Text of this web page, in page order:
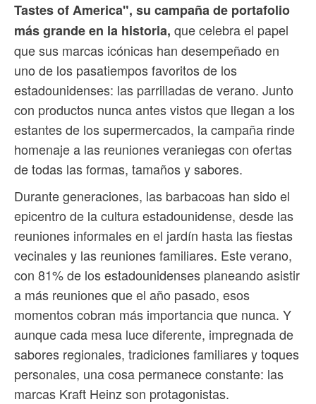
Tastes of America", su campaña de portafolio
más grande en la historia, que celebra el papel
que sus marcas icónicas han desempeñado en
uno de los pasatiempos favoritos de los
estadounidenses: las parrilladas de verano. Junto
con productos nunca antes vistos que llegan a los
estantes de los supermercados, la campaña rinde
homenaje a las reuniones veraniegas con ofertas
de todas las formas, tamaños y sabores.
Durante generaciones, las barbacoas han sido el
epicentro de la cultura estadounidense, desde las
reuniones informales en el jardín hasta las fiestas
vecinales y las reuniones familiares. Este verano,
con 81% de los estadounidenses planeando asistir
a más reuniones que el año pasado, esos
momentos cobran más importancia que nunca. Y
aunque cada mesa luce diferente, impregnada de
sabores regionales, tradiciones familiares y toques
personales, una cosa permanece constante: las
marcas Kraft Heinz son protagonistas.